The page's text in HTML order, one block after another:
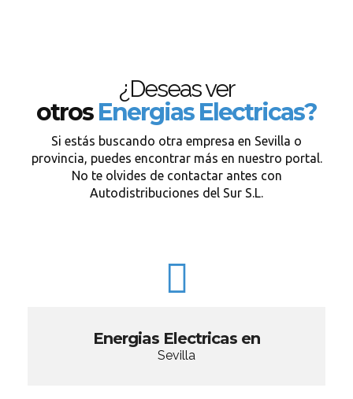
¿Deseas ver
otrosEnergias Electricas?
Si estás buscando otra empresa en Sevilla o
provincia, puedes encontrar más en nuestro portal.
No te olvides de contactar antes con
Autodistribuciones del Sur S.L.
Energias Electricas en
Sevilla